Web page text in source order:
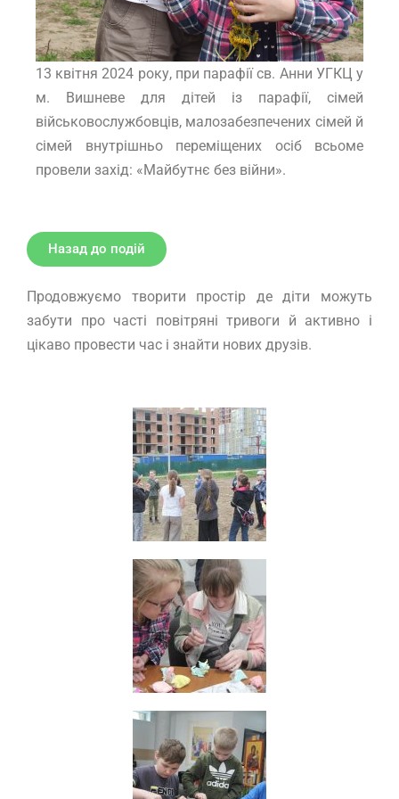
13 квітня 2024 року, при парафії св. Анни УГКЦ у
м. Вишневе для дітей із парафії, сімей
військовослужбовців, малозабезпечених сімей й
сімей внутрішньо переміщених осіб всьоме
провели захід: «Майбутнє без війни».
Назад до подій
Продовжуємо творити простір де діти можуть
забути про часті повітряні тривоги й активно і
цікаво провести час і знайти нових друзів.